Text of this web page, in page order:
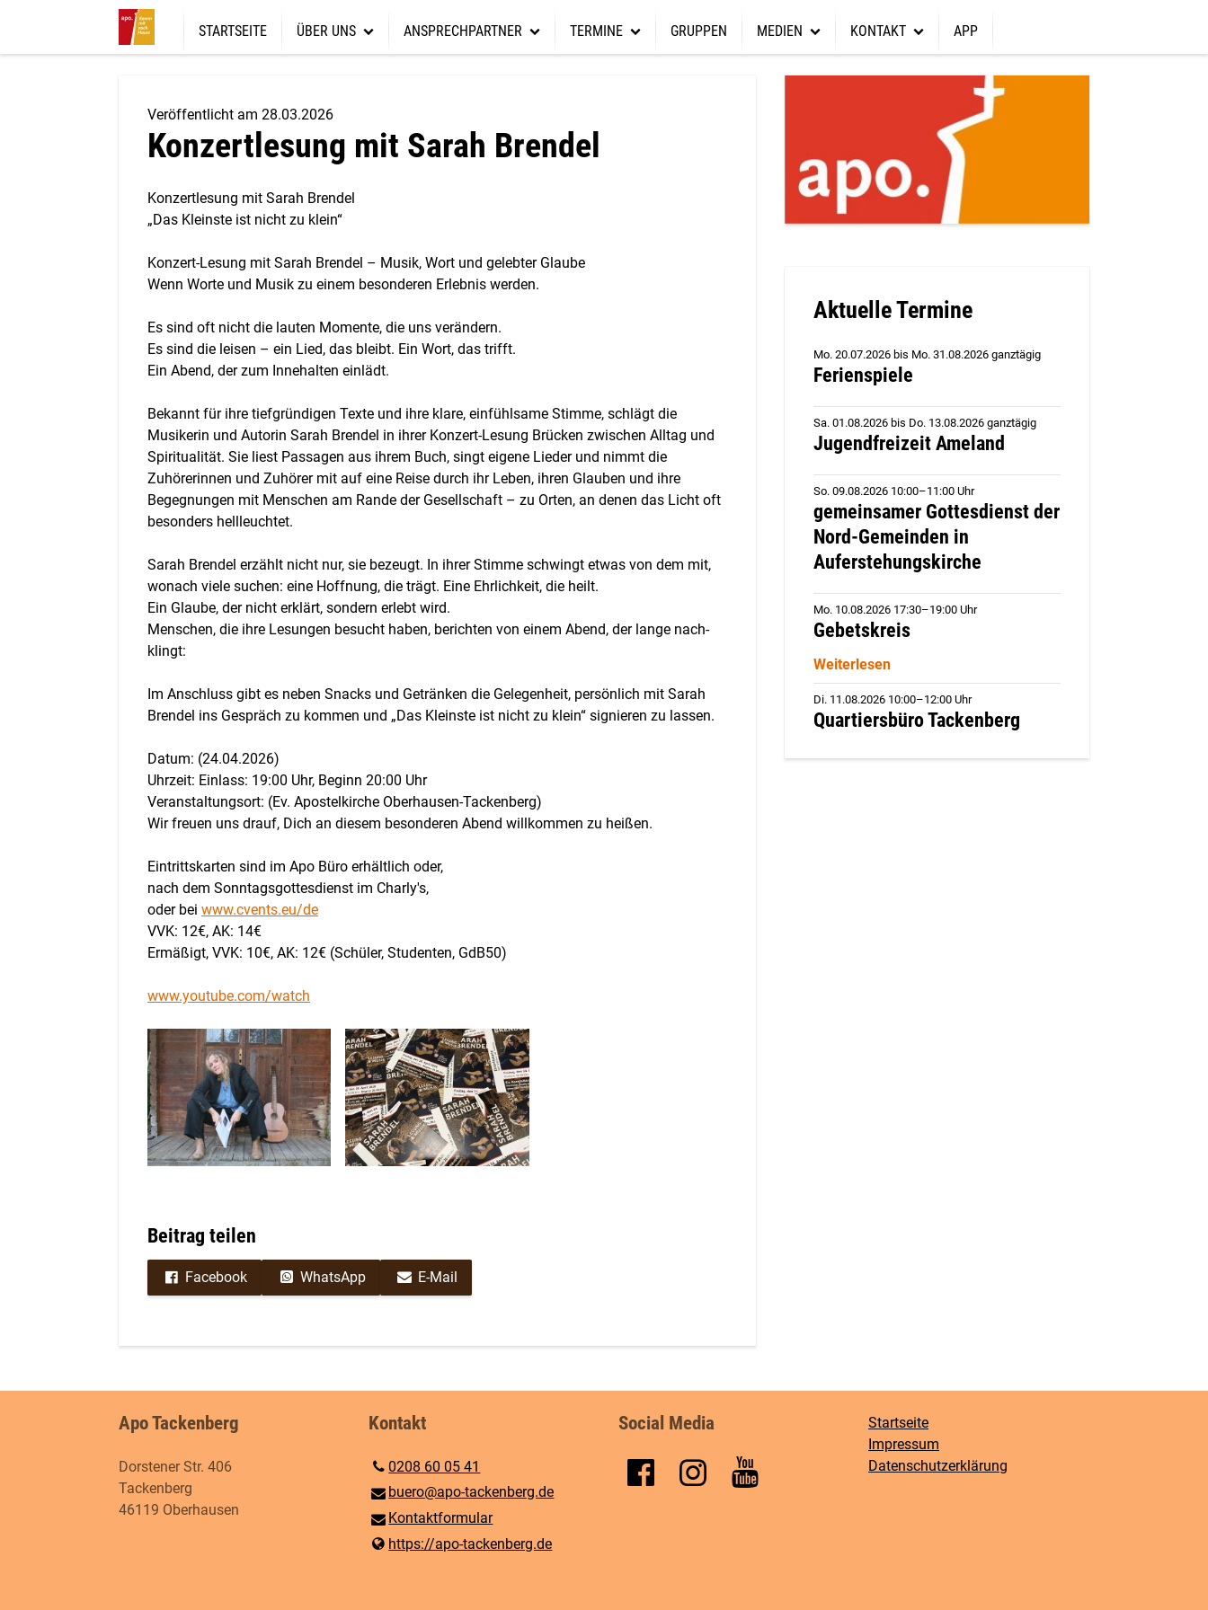
STARTSEITE ÜBER UNS
Ziele und Werte
Was wir wollen Spenden
Schrott für Gott
Wycliff Bibel Übersetzer
Sarnelli Haus Thailand
ANSPRECHPARTNER TERMINE
Gottesdienstplan
GRUPPEN MEDIEN
Online Gottesdienste
KONTAKT
Kontakt
APP
Veröffentlicht am 28.03.2026
Konzertlesung mit Sarah Brendel
Konzertlesung mit Sarah Brendel
„Das Kleinste ist nicht zu klein“
Konzert-Lesung mit Sarah Brendel – Musik, Wort und gelebter Glaube
Wenn Worte und Musik zu einem besonderen Erlebnis werden.
Es sind oft nicht die lauten Momente, die uns verändern.
Es sind die leisen – ein Lied, das bleibt. Ein Wort, das trifft.
Ein Abend, der zum Innehalten einlädt.
Bekannt für ihre tiefgründigen Texte und ihre klare, einfühlsame Stimme, schlägt die
Musikerin und Autorin Sarah Brendel in ihrer Konzert-Lesung Brücken zwischen Alltag und
Spiritualität. Sie liest Passagen aus ihrem Buch, singt eigene Lieder und nimmt die
Zuhörerinnen und Zuhörer mit auf eine Reise durch ihr Leben, ihren Glauben und ihre
Begegnungen mit Menschen am Rande der Gesellschaft – zu Orten, an denen das Licht oft
besonders hellleuchtet.
Sarah Brendel erzählt nicht nur, sie bezeugt. In ihrer Stimme schwingt etwas von dem mit,
wonach viele suchen: eine Hoffnung, die trägt. Eine Ehrlichkeit, die heilt.
Ein Glaube, der nicht erklärt, sondern erlebt wird.
Menschen, die ihre Lesungen besucht haben, berichten von einem Abend, der lange nach-
klingt:
Im Anschluss gibt es neben Snacks und Getränken die Gelegenheit, persönlich mit Sarah
Brendel ins Gespräch zu kommen und „Das Kleinste ist nicht zu klein“ signieren zu lassen.
Datum: (24.04.2026)
Uhrzeit: Einlass: 19:00 Uhr, Beginn 20:00 Uhr
Veranstaltungsort: (Ev. Apostelkirche Oberhausen-Tackenberg)
Wir freuen uns drauf, Dich an diesem besonderen Abend willkommen zu heißen.
Eintrittskarten sind im Apo Büro erhältlich oder,
nach dem Sonntagsgottesdienst im Charly's,
oder bei www.cvents.eu/de
VVK: 12€, AK: 14€
Ermäßigt, VVK: 10€, AK: 12€ (Schüler, Studenten, GdB50)
www.youtube.com/watch
Beitrag teilen
Facebook WhatsApp E-Mail
Aktuelle Termine
Mo. 20.07.2026 bis Mo. 31.08.2026 ganztägig
Ferienspiele
Sa. 01.08.2026 bis Do. 13.08.2026 ganztägig
Jugendfreizeit Ameland
So. 09.08.2026 10:00–11:00 Uhr
gemeinsamer Gottesdienst der
Nord-Gemeinden in
Auferstehungskirche
Mo. 10.08.2026 17:30–19:00 Uhr
Gebetskreis
Weiterlesen
Di. 11.08.2026 10:00–12:00 Uhr
Quartiersbüro Tackenberg
Apo Tackenberg
Dorstener Str. 406
Tackenberg
46119 Oberhausen
Kontakt
0208 60 05 41
buero@​apo-tackenberg.​de
Kontaktformular
https://apo-tackenberg.​de
Social Media
Startseite
Impressum
Datenschutzerklärung